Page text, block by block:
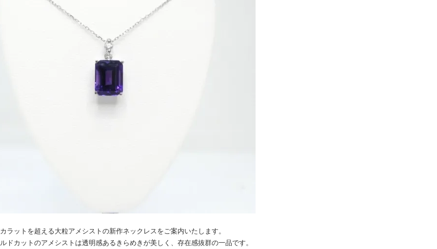
ラットを超える大粒アメシストの新作ネックレスをご案内いたします。
ドカットのアメシストは透明感あるきらめきが美しく、存在感抜群の一品です。